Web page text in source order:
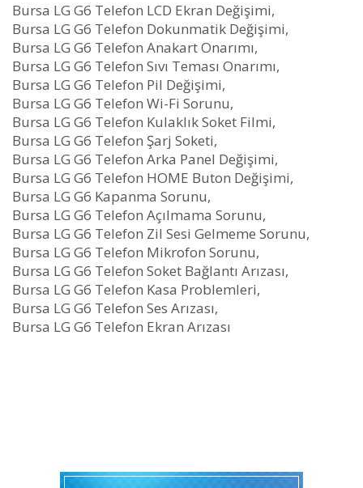
Bursa LG G6 Telefon LCD Ekran Değişimi,
Bursa LG G6 Telefon Dokunmatik Değişimi,
Bursa LG G6 Telefon Anakart Onarımı,
Bursa LG G6 Telefon Sıvı Teması Onarımı,
Bursa LG G6 Telefon Pil Değişimi,
Bursa LG G6 Telefon Wi-Fi Sorunu,
Bursa LG G6 Telefon Kulaklık Soket Filmi,
Bursa LG G6 Telefon Şarj Soketi,
Bursa LG G6 Telefon Arka Panel Değişimi,
Bursa LG G6 Telefon HOME Buton Değişimi,
Bursa LG G6 Kapanma Sorunu,
Bursa LG G6 Telefon Açılmama Sorunu,
Bursa LG G6 Telefon Zil Sesi Gelmeme Sorunu,
Bursa LG G6 Telefon Mikrofon Sorunu,
Bursa LG G6 Telefon Soket Bağlantı Arızası,
Bursa LG G6 Telefon Kasa Problemleri,
Bursa LG G6 Telefon Ses Arızası,
Bursa LG G6 Telefon Ekran Arızası